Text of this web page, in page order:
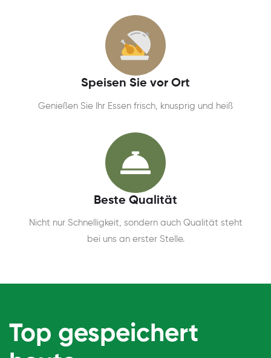
Speisen Sie vor Ort
Genießen Sie Ihr Essen frisch, knusprig und heiß
Beste Qualität
Nicht nur Schnelligkeit, sondern auch Qualität steht
bei uns an erster Stelle.
Top gespeichert